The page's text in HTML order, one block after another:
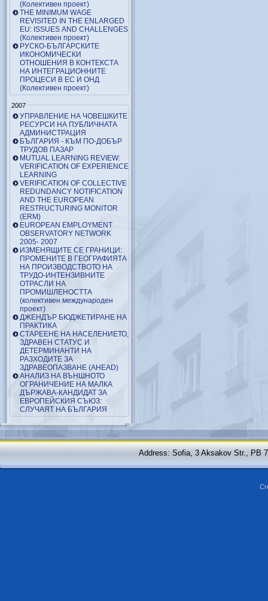
(Колективен проект)
THE MINIMUM WAGE
REVISITED IN THE ENLARGED
EU: ISSUES AND CHALLENGES
(Колективен проект)
РУСКО-БЪЛГАРСКИТЕ
ИКОНОМИЧЕСКИ
ОТНОШЕНИЯ В КОНТЕКСТА
НА ИНТЕГРАЦИОННИТЕ
ПРОЦЕСИ В ЕС И ОНД
(Колективен проект)
2007
УПРАВЛЕНИЕ НА ЧОВЕШКИТЕ
РЕСУРСИ НА ПУБЛИЧНАТА
АДМИНИСТРАЦИЯ
БЪЛГАРИЯ - КЪМ ПО-ДОБЪР
ТРУДОВ ПАЗАР
MUTUAL LEARNING REVIEW:
VERIFICATION OF EXPERIENCE
LEARNING
VERIFICATION OF COLLECTIVE
REDUNDANCY NOTIFICATION
AND THE EUROPEAN
RESTRUCTURING MONITOR
(ERM)
EUROPEAN EMPLOYMENT
OBSERVATORY NETWORK
2005- 2007
ИЗМЕНЯЩИТЕ СЕ ГРАНИЦИ:
ПРОМЕНИТЕ В ГЕОГРАФИЯТА
НА ПРОИЗВОДСТВОТО НА
ТРУДО-ИНТЕНЗИВНИТЕ
ОТРАСЛИ НА
ПРОМИШЛЕНОСТТА
(колективен международен
проект)
ДЖЕНДЪР БЮДЖЕТИРАНЕ НА
ПРАКТИКА
СТАРЕЕНЕ НА НАСЕЛЕНИЕТО,
ЗДРАВЕН СТАТУС И
ДЕТЕРМИНАНТИ НА
РАЗХОДИТЕ ЗА
ЗДРАВЕОПАЗВАНЕ (AHEAD)
АНАЛИЗ НА ВЪНШНОТО
ОГРАНИЧЕНИЕ НА МАЛКА
ДЪРЖАВА-КАНДИДАТ ЗА
ЕВРОПЕЙСКИЯ СЪЮЗ:
СЛУЧАЯТ НА БЪЛГАРИЯ
Address: Sofia, 3 Aksakov Str., PB